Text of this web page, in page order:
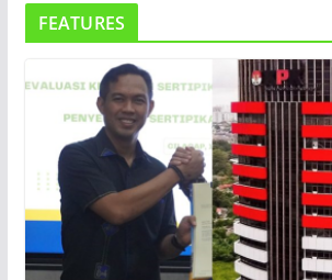
FEATURES